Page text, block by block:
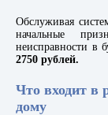
Обслуживая
начальные
неисправности в
2750 рублей.
Что входит в
дому